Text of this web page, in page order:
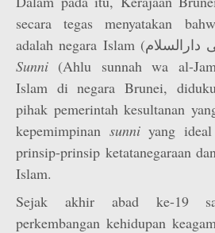
secara tegas menyatakan
Sunni (Ahlu sunnah wa al-
Islam di negara Brunei,
pihak pemerintah kesultanan
kepemimpinan sunniyang
prinsip-prinsip ketatanegaraan
Islam.
Sejak akhir abad ke-19
perkembangan kehidupan